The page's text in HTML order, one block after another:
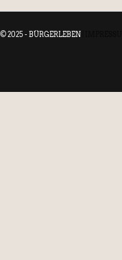
© 2025 - BÜRGERLEBEN